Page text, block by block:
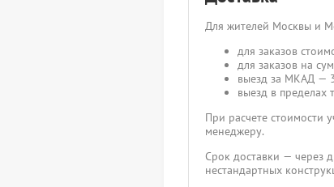
Для жителей Москвы и
для заказов
для заказов на
выезд за МКАД —
выезд в пределах
При расчете стоимости
менеджеру.
Срок доставки — через
нестандартных